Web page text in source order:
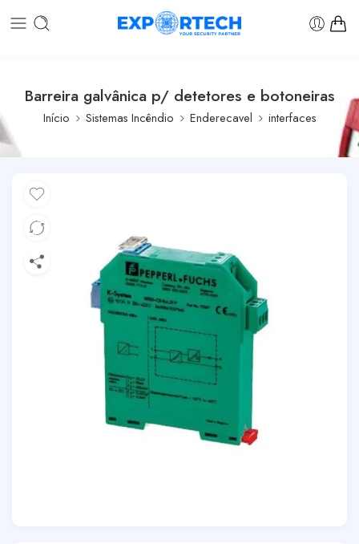
Barreira galvânica p/ detetores e botoneiras
Início Sistemas Incêndio Enderecavel interfaces